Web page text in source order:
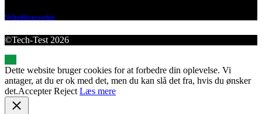
Nyhedsbrevsarkiv
©Tech-Test 2026
Dette website bruger cookies for at forbedre din oplevelse. Vi
antager, at du er ok med det, men du kan slå det fra, hvis du ønsker
det.Accepter Reject Læs mere